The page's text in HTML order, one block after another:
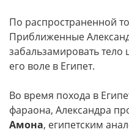
По распространенной
Приближенные
забальзамировать тело
его воле в Египет.
Во время похода в
фараона, Александра
Амона, египетским